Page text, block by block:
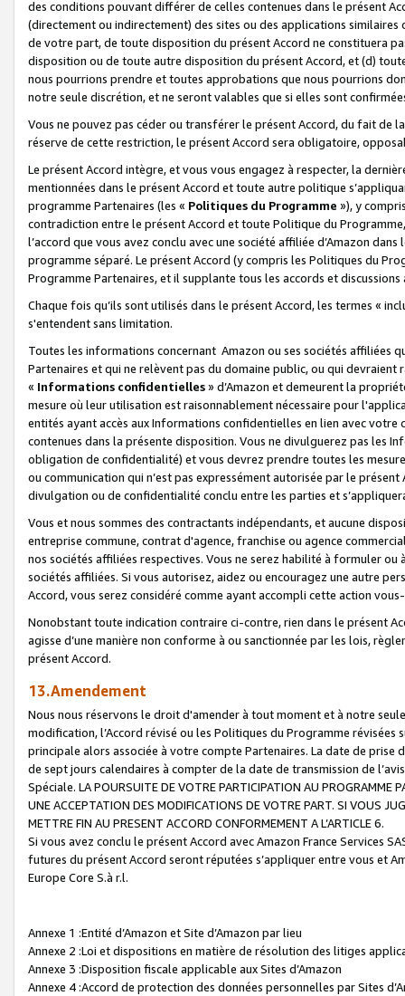
des conditions pouvant différer de celles contenues dans le présent
(directement ou indirectement) des sites ou des applications
de votre part, de toute disposition du présent Accord ne constituera
disposition ou de toute autre disposition du présent Accord, et (d)
nous pourrions prendre et toutes approbations que nous pourrions
notre seule discrétion, et ne seront valables que si elles sont
Vous ne pouvez pas céder ou transférer le présent Accord, du fait de
réserve de cette restriction, le présent Accord sera obligatoire,
Le présent Accord intègre, et vous vous engagez à respecter, la
mentionnées dans le présent Accord et toute autre politique
programme Partenaires (les « Politiques du Programme »), y
contradiction entre le présent Accord et toute Politique du
l’accord que vous avez conclu avec une société affiliée d’Amazon
programme séparé. Le présent Accord (y compris les Politiques du
Programme Partenaires, et il supplante tous les accords et discussions
Chaque fois qu’ils sont utilisés dans le présent Accord, les termes «
s'entendent sans limitation.
Toutes les informations concernant Amazon ou ses sociétés affiliées
Partenaires et qui ne relèvent pas du domaine public, ou qui
« Informations confidentielles» d’Amazon et demeurent la
mesure où leur utilisation est raisonnablement nécessaire pour
entités ayant accès aux Informations confidentielles en lien avec
contenues dans la présente disposition. Vous ne divulguerez pas les
obligation de confidentialité) et vous devrez prendre toutes les
ou communication qui n’est pas expressément autorisée par le
divulgation ou de confidentialité conclu entre les parties et
Vous et nous sommes des contractants indépendants, et aucune
entreprise commune, contrat d'agence, franchise ou agence
nos sociétés affiliées respectives. Vous ne serez habilité à formuler
sociétés affiliées. Si vous autorisez, aidez ou encouragez une autre
Accord, vous serez considéré comme ayant accompli cette action
Nonobstant toute indication contraire ci-contre, rien dans le présent
agisse d’une manière non conforme à ou sanctionnée par les lois,
présent Accord.
13.Amendement
Nous nous réservons le droit d'amender à tout moment et à notre
modification, l’Accord révisé ou les Politiques du Programme
principale alors associée à votre compte Partenaires. La date de
de sept jours calendaires à compter de la date de transmission de
Spéciale. LA POURSUITE DE VOTRE PARTICIPATION AU PROGRAMME
UNE ACCEPTATION DES MODIFICATIONS DE VOTRE PART. SI VOUS
METTRE FIN AU PRESENT ACCORD CONFORMEMENT A L’ARTICLE 6.
Si vous avez conclu le présent Accord avec Amazon France Services
futures du présent Accord seront réputées s’appliquer entre vous et
Europe Core S.à r.l.
Annexe 1 :Entité d’Amazon et Site d’Amazon par lieu
Annexe 2 :Loi et dispositions en matière de résolution des litiges
Annexe 3 :Disposition fiscale applicable aux Sites d’Amazon
Annexe 4 :Accord de protection des données personnelles par Sites